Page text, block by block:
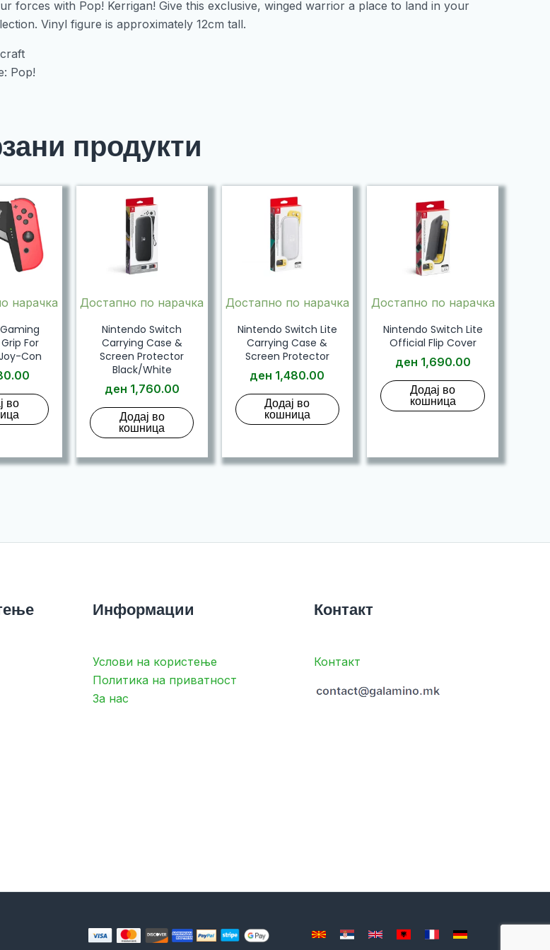
977
количина
forces with Pop! Kerrigan! Give this exclusive, winged warrior a place to land in your
Vinyl figure is approximately 12cm tall.
Pop!
продукти
нарачка
For
Con
во
Достапно по нарачка
Nintendo Switch
Carrying Case &
Screen Protector
Black/White
ден 1,760.00
Додај во
кошница
Достапно по нарачка
Nintendo Switch Lite
Carrying Case &
Screen Protector
ден 1,480.00
Додај во
кошница
Достапно по нарачка
Nintendo Switch Lite
Official Flip Cover
ден 1,690.00
Додај во
кошница
Информации
Услови на користење
Политика на приватност
За нас
Контакт
Контакт